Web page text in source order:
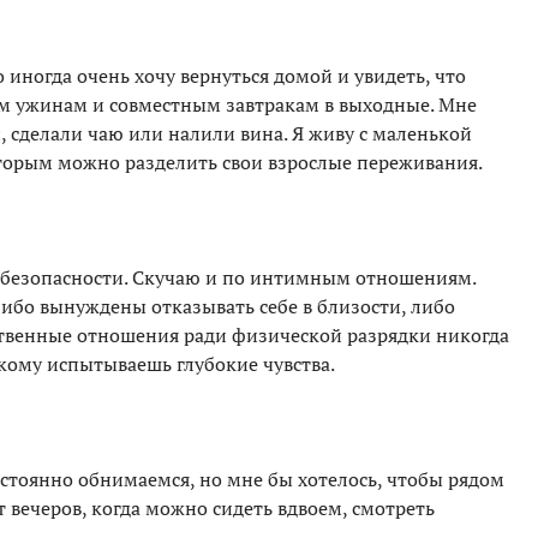
очень хочу вернуться домой и увидеть, что
ужинам и совместным завтракам в выходные. Мне
чаю или налили вина. Я живу с маленькой
можно разделить свои взрослые переживания.
Скучаю и по интимным отношениям.
вынуждены отказывать себе в близости, либо
отношения ради физической разрядки никогда
испытываешь глубокие чувства.
обнимаемся, но мне бы хотелось, чтобы рядом
когда можно сидеть вдвоем, смотреть